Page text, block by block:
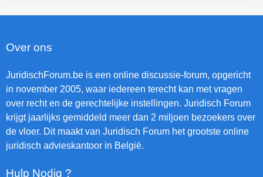
Over ons
JuridischForum.be is een online discussie-forum, opgericht
in november 2005, waar iedereen terecht kan met vragen
over recht en de gerechtelijke instellingen. Juridisch Forum
krijgt jaarlijks gemiddeld meer dan 2 miljoen bezoekers over
de vloer. Dit maakt van Juridisch Forum het grootste online
juridisch advieskantoor in België.
Hulp Nodig ?